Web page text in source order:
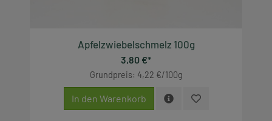
Apfelzwiebelschmelz 100g
3,80 €*
Grundpreis: 4,22 €/100g
In den Warenkorb